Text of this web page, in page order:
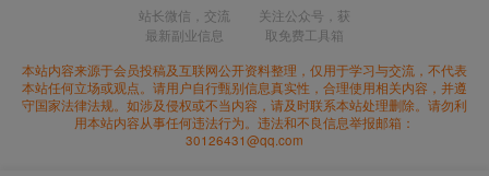
站长微信，交流
最新副业信息
关注公众号，获
取免费工具箱
本站内容来源于会员投稿及互联网公开资料整理，仅用于学习与交流，不代表
本站任何立场或观点。请用户自行甄别信息真实性，合理使用相关内容，并遵
守国家法律法规。如涉及侵权或不当内容，请及时联系本站处理删除。请勿利
用本站内容从事任何违法行为。违法和不良信息举报邮箱：
30126431@qq.com